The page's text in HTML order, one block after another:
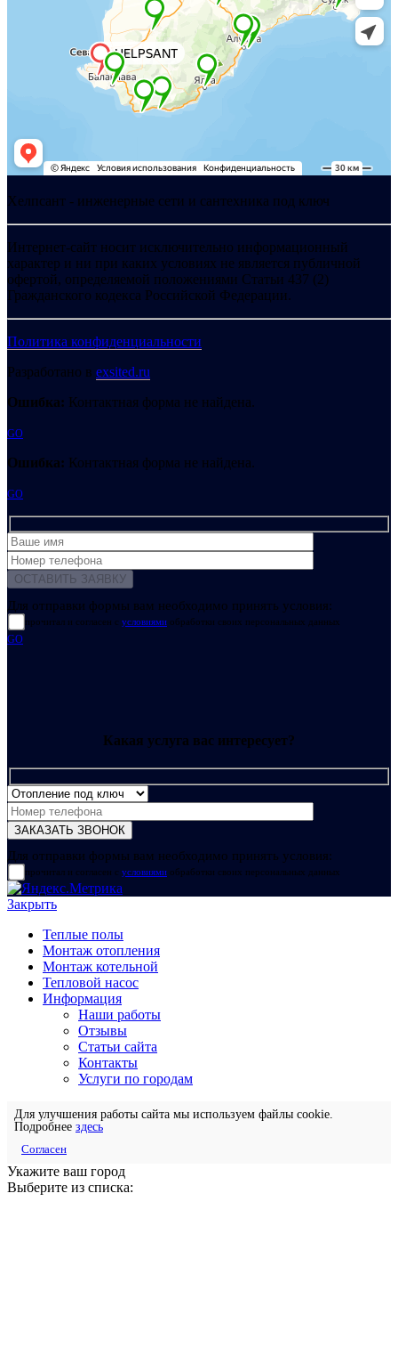
Хелпсант - инженерные сети и сантехника под ключ
Интернет-сайт носит исключительно информационный
характер и ни при каких условиях не является публичной
офертой, определяемой положениями Статьи 437 (2)
Гражданского кодекса Российской Федерации.
Политика конфиденциальности
Разработано в exsited.ru
Ошибка: Контактная форма не найдена.
GO
Ошибка: Контактная форма не найдена.
GO
Для отправки формы вам необходимо принять условия:
прочитал и согласен с условиями обработки своих персональных данных
GO
Какая услуга вас интересует?
Для отправки формы вам необходимо принять условия:
прочитал и согласен с условиями обработки своих персональных данных
Закрыть
Теплые полы
Монтаж отопления
Монтаж котельной
Тепловой насос
Информация
Наши работы
Отзывы
Статьи сайта
Контакты
Услуги по городам
Для улучшения работы сайта мы используем файлы cookie.
Подробнее здесь
Согласен
Укажите ваш город
Выберите из списка: